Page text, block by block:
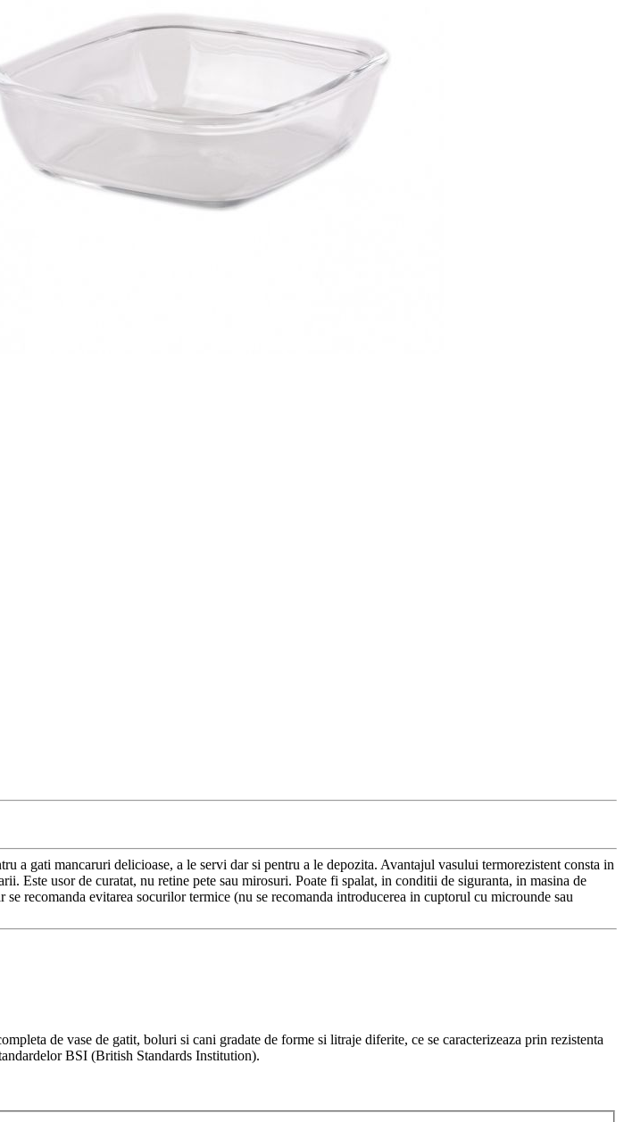
a gati mancaruri delicioase, a le servi dar si pentru a le depozita. Avantajul vasului termorezistent consta in
Este usor de curatat, nu retine pete sau mirosuri. Poate fi spalat, in conditii de siguranta, in masina de
recomanda evitarea socurilor termice (nu se recomanda introducerea in cuptorul cu microunde sau
de vase de gatit, boluri si cani gradate de forme si litraje diferite, ce se caracterizeaza prin rezistenta
BSI (British Standards Institution).